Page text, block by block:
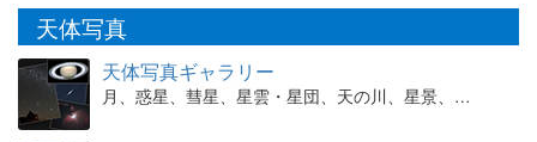
天体写真
天体写真ギャラリー
月、惑星、彗星、星雲・星団、天の川、星景、…